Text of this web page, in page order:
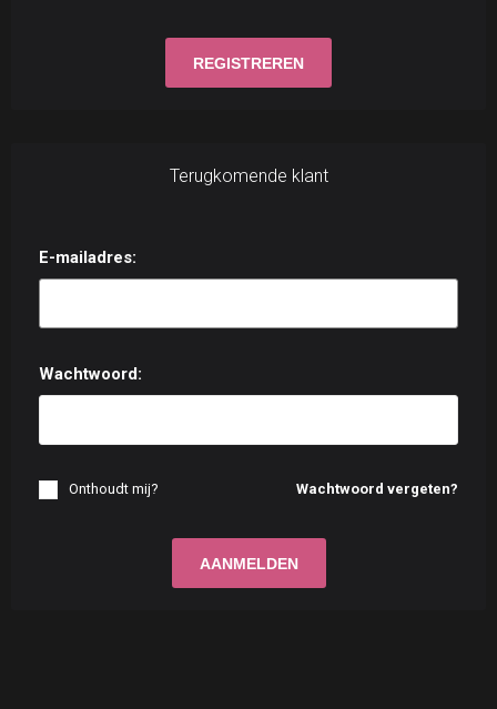
Terugkomende klant
E-mailadres:
Wachtwoord:
Wachtwoord vergeten?
Onthoudt mij?